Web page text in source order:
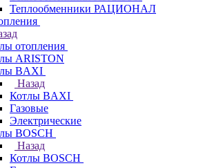
Теплообменники РАЦИОНАЛ
отопления
ARISTON
BAXI
Назад
Котлы BAXI
Газовые
Электрические
BOSCH
Назад
Котлы BOSCH